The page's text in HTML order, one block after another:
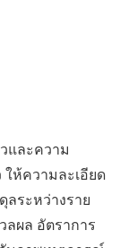
และความ
ให้ความละเอียด
ลระหว่างราย
ลผล อัตราการ